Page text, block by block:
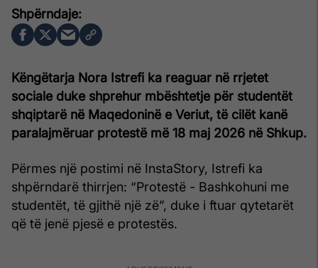
Këngëtarja Nora Istrefi ka reaguar në rrjetet
sociale duke shprehur mbështetje për studentët
shqiptarë në Maqedoninë e Veriut, të cilët kanë
paralajmëruar protestë më 18 maj 2026 në Shkup.
Përmes një postimi në InstaStory, Istrefi ka
shpërndarë thirrjen: “Protestë - Bashkohuni me
studentët, të gjithë një zë”, duke i ftuar qytetarët
që të jenë pjesë e protestës.